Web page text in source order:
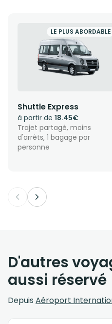
LE PLUS ABORDABLE
Shuttle Express
à partir de 18.45€
Trajet partagé, moins
d'arrêts, 1 bagage par
personne
D'autres
aussi réservé
Depuis Aéroport